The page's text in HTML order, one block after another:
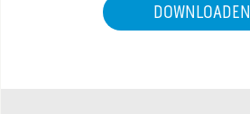
DOWNLOADEN